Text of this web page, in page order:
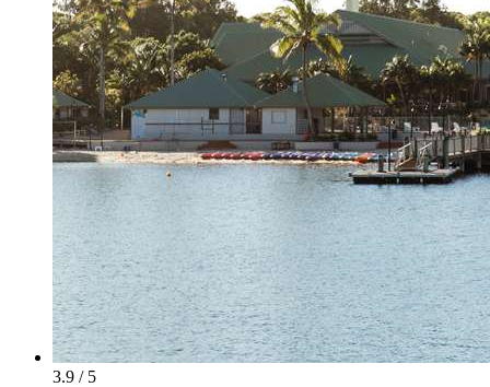
3.9 / 5